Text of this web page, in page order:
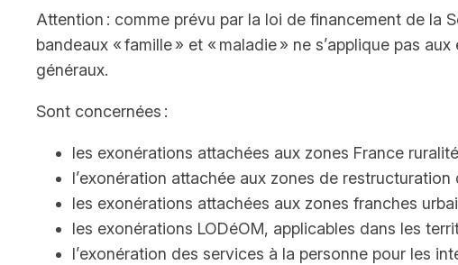
Attention : comme prévu par la loi de financement de la
bandeaux « famille » et « maladie » ne s’applique pas
généraux.
Sont concernées :
les exonérations attachées aux zones France
l’exonération attachée aux zones de restructuration
les exonérations attachées aux zones franches
les exonérations LODéOM, applicables dans les
l’exonération des services à la personne pour les